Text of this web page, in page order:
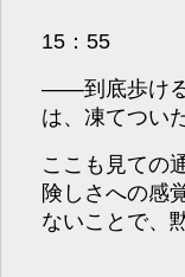
15：55
――到底歩ける
は、凍てつい
ここも見ての
険しさへの感
ないことで、